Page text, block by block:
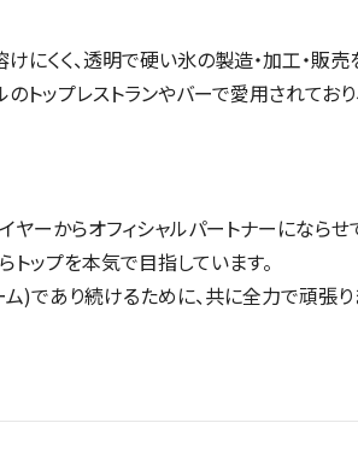
くく、透明で硬い氷の製造・加工・販売
のトップレストランやバーで愛用されてお
ーからオフィシャルパートナーにならせ
ップを本気で目指しています。
であり続けるために、共に全力で頑張り